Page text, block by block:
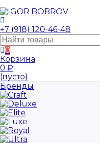
+7 (918) 120-46-48
0
Корзина
0 ₽
(пусто)
Бренды